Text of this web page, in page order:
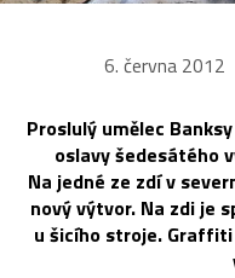
6. června 2012
Proslulý umělec
oslavy šedesátého
Na jedné ze zdí v
nový výtvor. Na zdi je
u šicího stroje.